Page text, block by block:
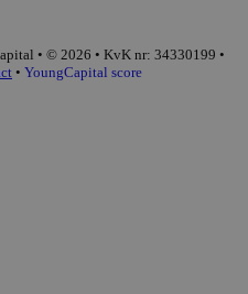
• © 2026 • KvK nr: 34330199 •
• YoungCapital score